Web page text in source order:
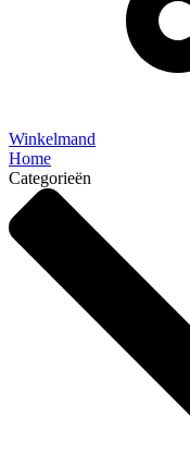
Winkelmand
Home
Categorieën